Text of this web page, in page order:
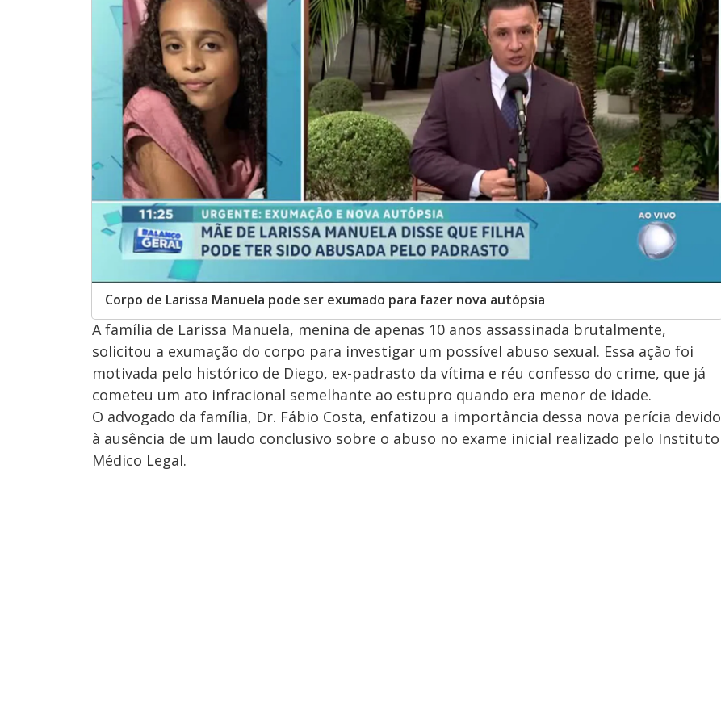
Corpo de Larissa Manuela pode ser exumado para fazer nova autópsia
A família de Larissa Manuela, menina de apenas 10 anos assassinada brutalmente,
solicitou a exumação do corpo para investigar um possível abuso sexual. Essa ação foi
motivada pelo histórico de Diego, ex-padrasto da vítima e réu confesso do crime, que já
cometeu um ato infracional semelhante ao estupro quando era menor de idade.
O advogado da família, Dr. Fábio Costa, enfatizou a importância dessa nova perícia devido
à ausência de um laudo conclusivo sobre o abuso no exame inicial realizado pelo Instituto
Médico Legal.